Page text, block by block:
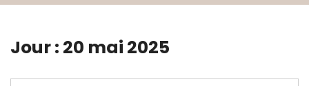
Jour : 20 mai 2025